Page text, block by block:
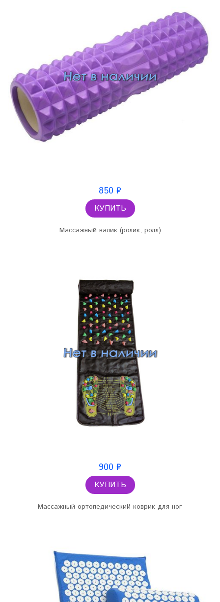
850 ₽
КУПИТЬ
Массажный валик (ролик, ролл)
900 ₽
КУПИТЬ
Массажный ортопедический коврик для ног